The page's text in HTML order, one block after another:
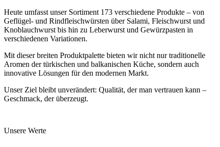
Heute umfasst unser Sortiment 173 verschiedene Produkte – von
Geflügel- und Rindfleischwürsten über Salami, Fleischwurst und
Knoblauchwurst bis hin zu Leberwurst und Gewürzpasten in
verschiedenen Variationen.
Mit dieser breiten Produktpalette bieten wir nicht nur traditionelle
Aromen der türkischen und balkanischen Küche, sondern auch
innovative Lösungen für den modernen Markt.
Unser Ziel bleibt unverändert: Qualität, der man vertrauen kann –
Geschmack, der überzeugt.
Unsere Werte